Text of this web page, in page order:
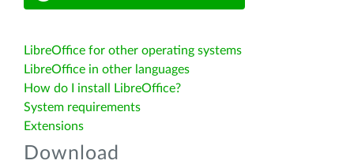
LibreOffice for other operating systems
LibreOffice in other languages
How do I install LibreOffice?
System requirements
Extensions
Download